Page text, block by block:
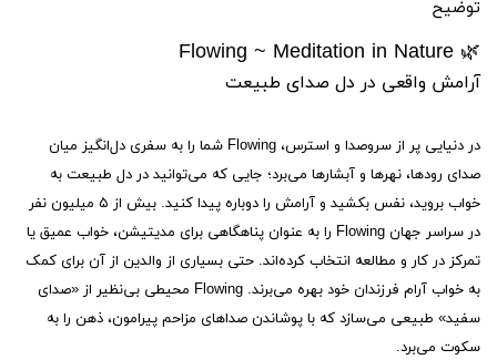
توضیح
🌿 Flowing ~ Meditation in Nature
آرامش واقعی در دل صدای طبیعت
در دنیایی پر از سروصدا و استرس، Flowing شما را به سفری دل‌انگیز میان
صدای رودها، نهرها و آبشارها می‌برد؛ جایی که می‌توانید در دل طبیعت به
خواب بروید، نفس بکشید و آرامش را دوباره پیدا کنید. بیش از ۵ میلیون نفر
در سراسر جهان Flowing را به عنوان پناهگاهی برای مدیتیشن، خواب عمیق یا
تمرکز در کار و مطالعه انتخاب کرده‌اند. حتی بسیاری از والدین از آن برای کمک
به خواب آرام فرزندان خود بهره می‌برند. Flowing محیطی بی‌نظیر از «صدای
سفید» طبیعی می‌سازد که با پوشاندن صداهای مزاحم پیرامون، ذهن را به
سکوت می‌برد.